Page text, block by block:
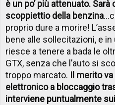
è un po’ più attenuato.
scoppiettio della benzina
proprio dure a morire!
bene alle sollecitazioni, e
riesce a tenere a bada le
GTX, senza che l’auto si
troppo marcato. Il merito
elettronico a bloccaggio
interviene puntualmente